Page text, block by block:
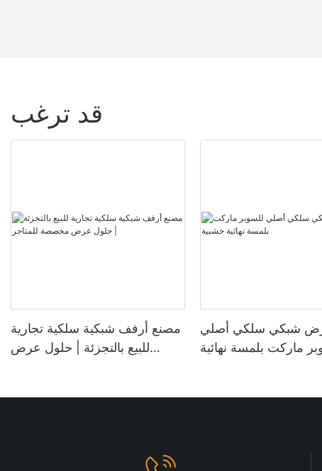
قد ترغب
مصنع أرفف شبكية سلكية تجارية
للبيع بالتجزئة | حلول عرض
شبكي سلكي أصلي
ماركت بلمسة نهائية